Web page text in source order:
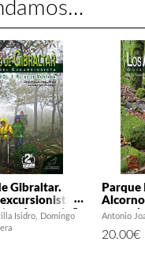
Gibraltar.
de montaña
Isidro
Domingo
Parque
Antonio
20.00€